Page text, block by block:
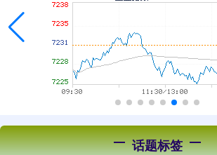
话题标签